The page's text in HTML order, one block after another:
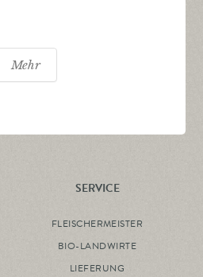
Mehr
SERVICE
FLEISCHERMEISTER
BIO-LANDWIRTE
LIEFERUNG